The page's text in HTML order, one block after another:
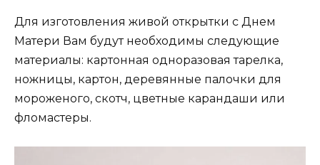
Для изготовления живой открытки с Днем
Матери Вам будут необходимы следующие
материалы: картонная одноразовая тарелка,
ножницы, картон, деревянные палочки для
мороженого, скотч, цветные карандаши или
фломастеры.